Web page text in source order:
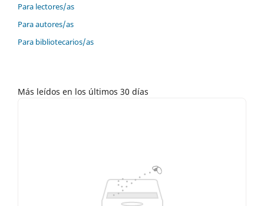
Para lectores/as
Para autores/as
Para bibliotecarios/as
Más leídos en los últimos 30 días